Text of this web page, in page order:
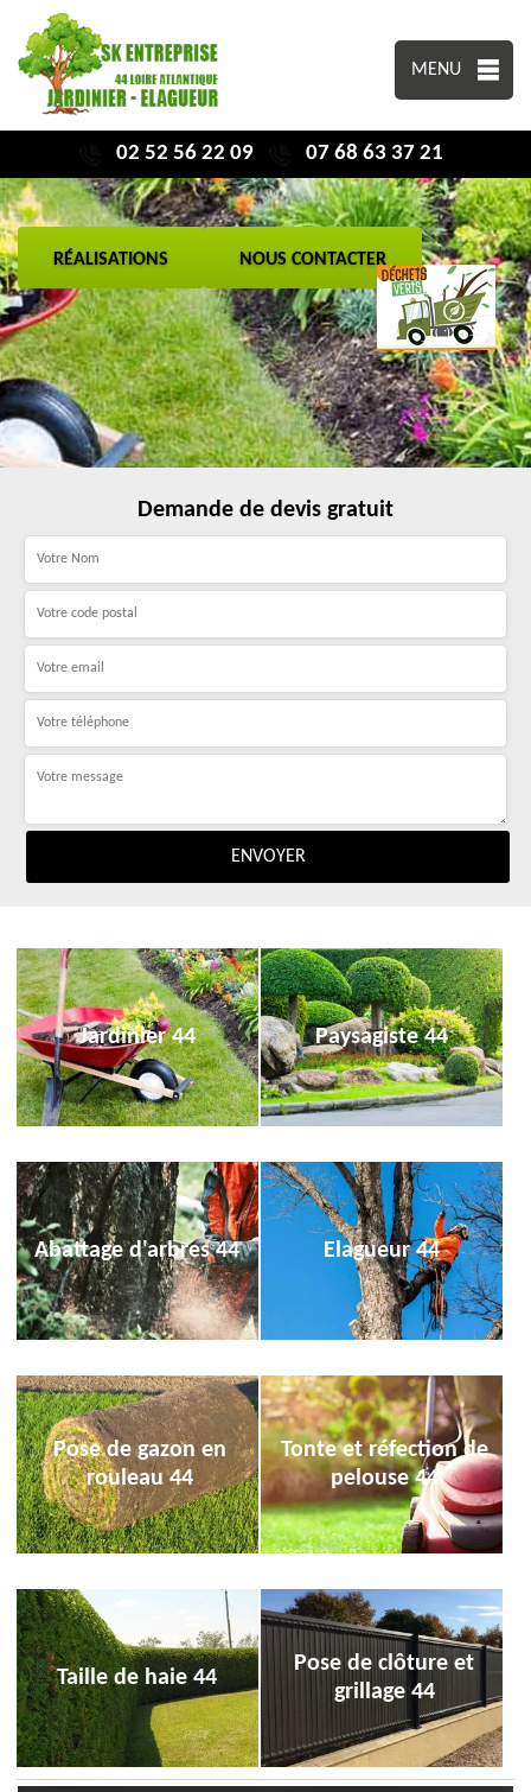
MENU
02 52 56 22 09 07 68 63 37 21
RÉALISATIONS NOUS CONTACTER
Demande de devis gratuit
Jardinier 44 Paysagiste 44
Abattage d'arbres 44 Elagueur 44
Pose de gazon en
rouleau 44
Tonte et réfection de
pelouse 44
Taille de haie 44
Pose de clôture et
grillage 44